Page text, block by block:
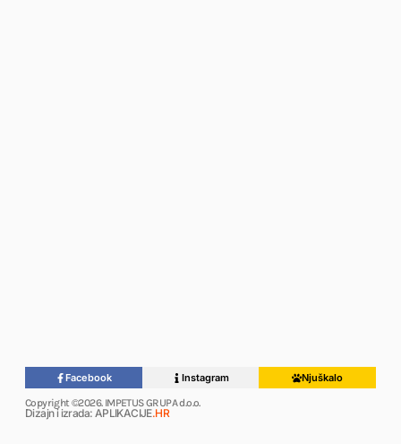
Facebook Instagram
Njuškalo
Copyright ©2026. IMPETUS GRUPA d.o.o.
Dizajn i izrada: APLIKACIJE.HR